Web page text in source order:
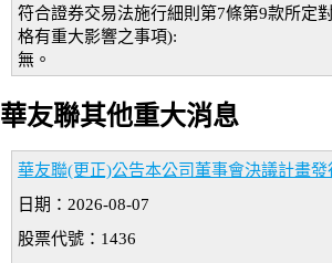
符合證券交易法施行細則第7條第9款所定
格有重大影響之事項):
無。
華友聯其他重大消息
華友聯(更正)公告本公司董事會決議計畫
日期：2026-08-07
股票代號：1436